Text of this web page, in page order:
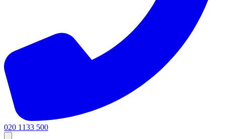
020 1133 500